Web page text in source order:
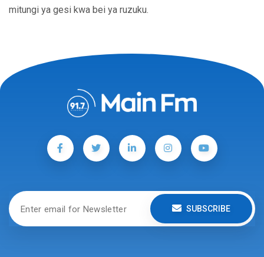
mitungi ya gesi kwa bei ya ruzuku.
SUBSCRIBE